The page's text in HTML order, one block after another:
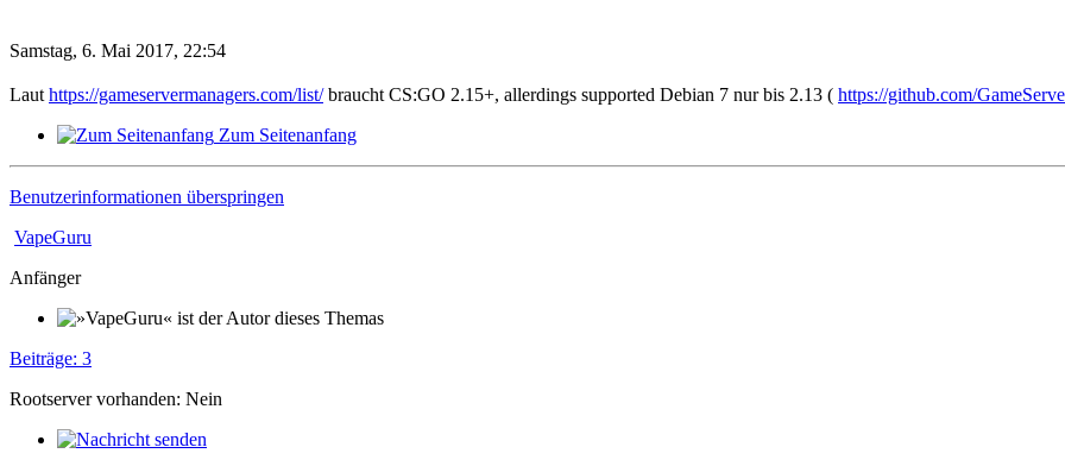
Samstag, 6. Mai 2017, 22:54
Laut https://gameservermanagers.com/list/braucht CS:GO 2.15+, allerdings supported Debian 7 nur bis 2.13 ( https://github.com/
Zum Seitenanfang
Benutzerinformationen überspringen
VapeGuru
Anfänger
Beiträge: 3
Rootserver vorhanden: Nein